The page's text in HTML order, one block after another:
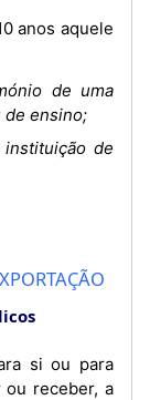
anos aquele
de uma
de ensino;
de
si ou para
ou receber, a